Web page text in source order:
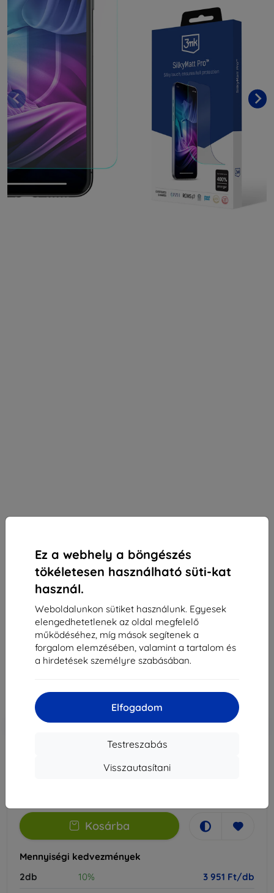
Ez a webhely a böngészés
tökéletesen használható süti-kat
használ.
Weboldalunkon sütiket használunk. Egyesek
elengedhetetlenek az oldal megfelelő
működéséhez, míg mások segítenek a
forgalom elemzésében, valamint a tartalom és
a hirdetések személyre szabásában.
Elfogadom
Testreszabás
Visszautasítani
3mk Silky Matt Pro védőfólia Xiaomi 14 Pro-hoz
Alkalmas: Xiaomi 14 Pro
4 390 Ft
3 951 Ft
Ár ÁFA nelkül3 111 Ft
-10% Kedvezmény kuponnalEXTRA10 Kosárba
Külső raktáron > 5 db
Kosárba
Mennyiségi kedvezmények
2db
10% 3 951 Ft/db